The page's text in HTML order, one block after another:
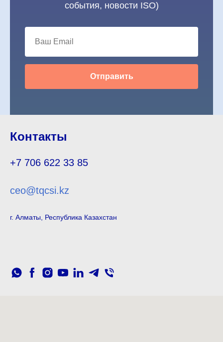
события, новости ISO)
Отправить
Контакты
+7 706 622 33 85
ceo@tqcsi.kz
г. Алматы, Республика Казахстан